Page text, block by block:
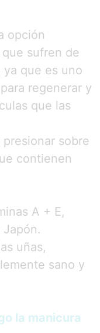
opción
sufren de
ya que es uno
regenerar y
que las
sobre
contienen
A + E,
uñas,
sano y
la manicura